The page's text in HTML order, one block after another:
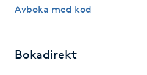
Manikyr & Pedikyr
Massage
Avboka med kod
Bokadirekt